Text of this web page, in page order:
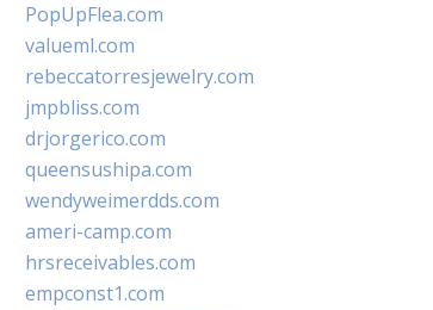
PopUpFlea.com
valueml.com
rebeccatorresjewelry.com
jmpbliss.com
drjorgerico.com
queensushipa.com
wendyweimerdds.com
ameri-camp.com
hrsreceivables.com
empconst1.com